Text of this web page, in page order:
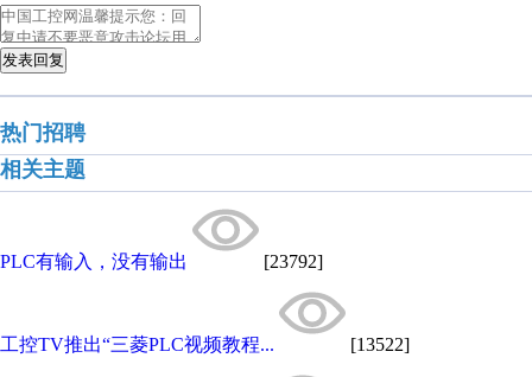
发表回复
热门招聘
相关主题
PLC有输入，没有输出 [23792]
工控TV推出“三菱PLC视频教程... [13522]